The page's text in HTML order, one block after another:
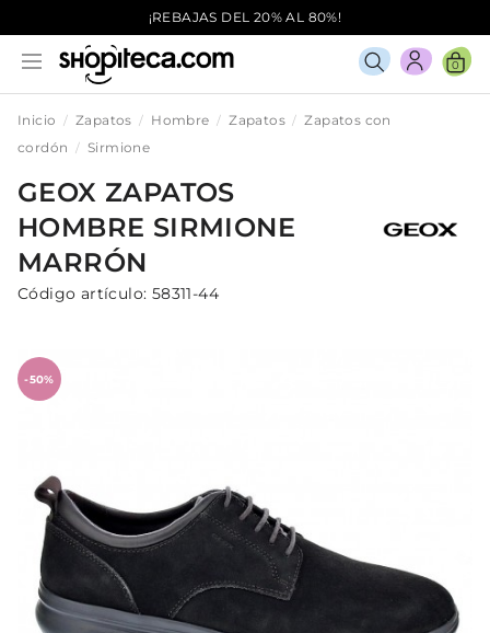
¡REBAJAS DEL 20% AL 80%!
0
Inicio Zapatos Hombre Zapatos
Zapatos con
cordón
Sirmione
GEOX ZAPATOS
HOMBRE SIRMIONE
MARRÓN
Código artículo: 58311-44
-50%